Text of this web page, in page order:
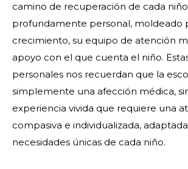
camino de recuperación de cada
profundamente personal, moldeado
crecimiento, su equipo de atención
apoyo con el que cuenta el niño.
personales nos recuerdan que la
simplemente una afección médica,
experiencia vivida que requiere una
compasiva e individualizada,
necesidades únicas de cada niño.